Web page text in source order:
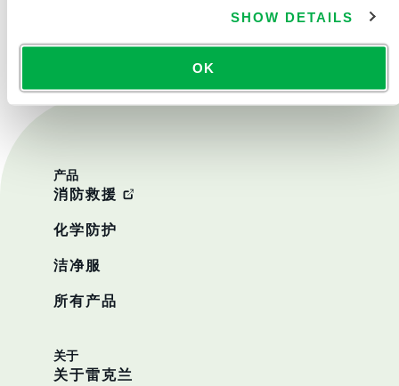
SHOW DETAILS
OK
联系我们
产品
消防救援
化学防护
洁净服
所有产品
关于
关于雷克兰